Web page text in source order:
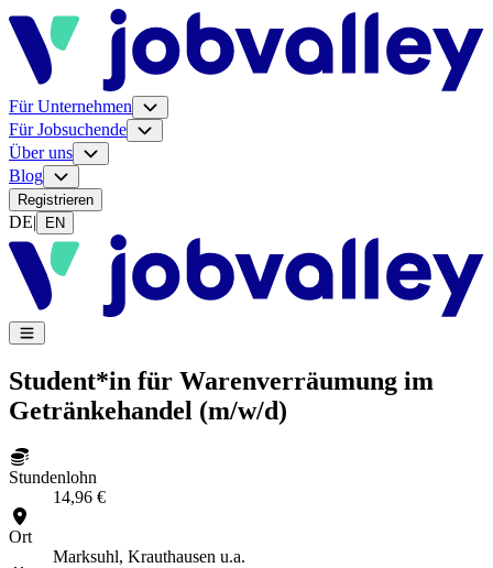
Für Unternehmen
Für Jobsuchende
Über uns
Blog
Registrieren
DE| EN
Student*in für Warenverräumung im
Getränkehandel (m/w/d)
Stundenlohn
14,96 €
Ort
Marksuhl, Krauthausen u.a.